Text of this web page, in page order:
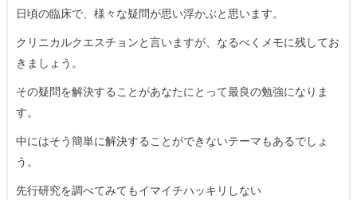
日頃の臨床で、様々な疑問が思い浮かぶと思います。
クリニカルクエスチョンと言いますが、なるべくメモに残してお
きましょう。
その疑問を解決することがあなたにとって最良の勉強になりま
す。
中にはそう簡単に解決することができないテーマもあるでしょ
う。
先行研究を調べてみてもイマイチハッキリしない